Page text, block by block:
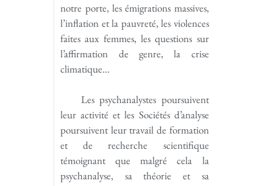
notre porte, les émigrations massives,
l’inflation et la pauvreté, les violences
faites aux femmes, les questions sur
l’affirmation de genre, la crise
climatique…
Les psychanalystes poursuivent
leur activité et les Sociétés d’analyse
poursuivent leur travail de formation
et de recherche scientifique
témoignant que malgré cela la
psychanalyse, sa théorie et sa